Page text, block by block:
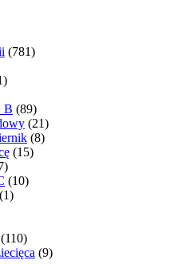
(781)
B (89)
(21)
(8)
(15)
(10)
(1)
(110)
(9)